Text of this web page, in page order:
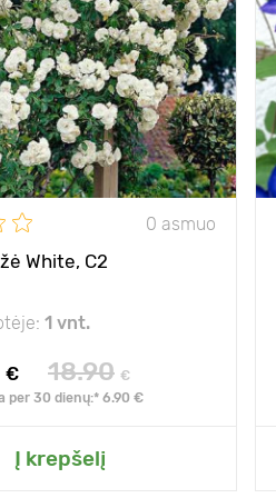
0 asmuo
White, C2
1 vnt.
€ 18.90 €
per 30 dienų:* 6.90 €
Į krepšelį
250 - 300 cm
150 - 200 cm
saulė
atsparus šalčiui
prie mano sodo